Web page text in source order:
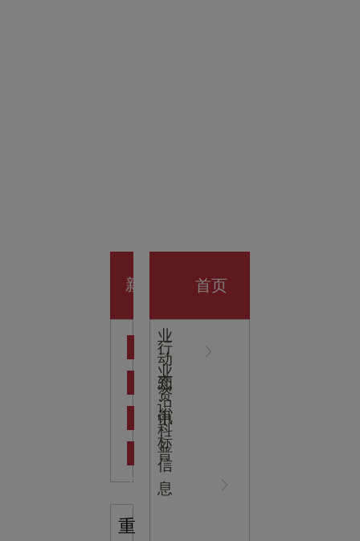
开业大
吉
新
心
业
动
态
行
业
资
讯
知
识
科
普
中
标
信
息
重
首页